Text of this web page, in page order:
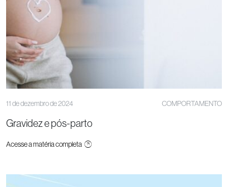
11 de dezembro de 2024 COMPORTAMENTO
Gravidez e pós-parto
Acesse a matéria completa